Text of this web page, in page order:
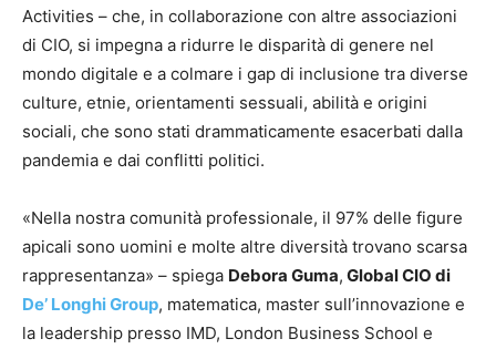
Activities – che, in collaborazione con altre associazioni
di CIO, si impegna a ridurre le disparità di genere nel
mondo digitale e a colmare i gap di inclusione tra diverse
culture, etnie, orientamenti sessuali, abilità e origini
sociali, che sono stati drammaticamente esacerbati dalla
pandemia e dai conflitti politici.
«Nella nostra comunità professionale, il 97% delle figure
apicali sono uomini e molte altre diversità trovano scarsa
rappresentanza» – spiega Debora Guma, Global CIO di
De’ Longhi Group, matematica, master sull’innovazione e
la leadership presso IMD, London Business School e